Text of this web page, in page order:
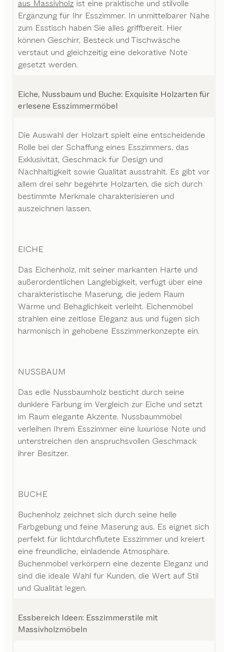
aus Massivholzist eine praktische und stilvolle
Ergänzung für Ihr Esszimmer. In unmittelbarer Nähe
zum Esstisch haben Sie alles griffbereit. Hier
können Geschirr, Besteck und Tischwäsche
verstaut und gleichzeitig eine dekorative Note
gesetzt werden.
Eiche, Nussbaum und Buche: Exquisite Holzarten für
erlesene Esszimmermöbel
Die Auswahl der Holzart spielt eine entscheidende
Rolle bei der Schaffung eines Esszimmers, das
Exklusivität, Geschmack für Design und
Nachhaltigkeit sowie Qualität ausstrahlt. Es gibt vor
allem drei sehr begehrte Holzarten, die sich durch
bestimmte Merkmale charakterisieren und
auszeichnen lassen.
EICHE
Das Eichenholz, mit seiner markanten Härte und
außerordentlichen Langlebigkeit, verfügt über eine
charakteristische Maserung, die jedem Raum
Wärme und Behaglichkeit verleiht. Eichenmöbel
strahlen eine zeitlose Eleganz aus und fügen sich
harmonisch in gehobene Esszimmerkonzepte ein.
NUSSBAUM
Das edle Nussbaumholz besticht durch seine
dunklere Färbung im Vergleich zur Eiche und setzt
im Raum elegante Akzente. Nussbaummöbel
verleihen Ihrem Esszimmer eine luxuriöse Note und
unterstreichen den anspruchsvollen Geschmack
ihrer Besitzer.
BUCHE
Buchenholz zeichnet sich durch seine helle
Farbgebung und feine Maserung aus. Es eignet sich
perfekt für lichtdurchflutete Esszimmer und kreiert
eine freundliche, einladende Atmosphäre.
Buchenmöbel verkörpern eine dezente Eleganz und
sind die ideale Wahl für Kunden, die Wert auf Stil
und Qualität legen.
Essbereich Ideen: Esszimmerstile mit
Massivholzmöbeln